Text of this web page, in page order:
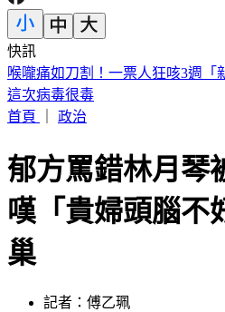
快訊
快訊／永和豆漿「豆哥」林炳生
實
首頁
政治
郁方罵錯林月
嘆「貴婦頭腦不
巢
記者：傅乙珮